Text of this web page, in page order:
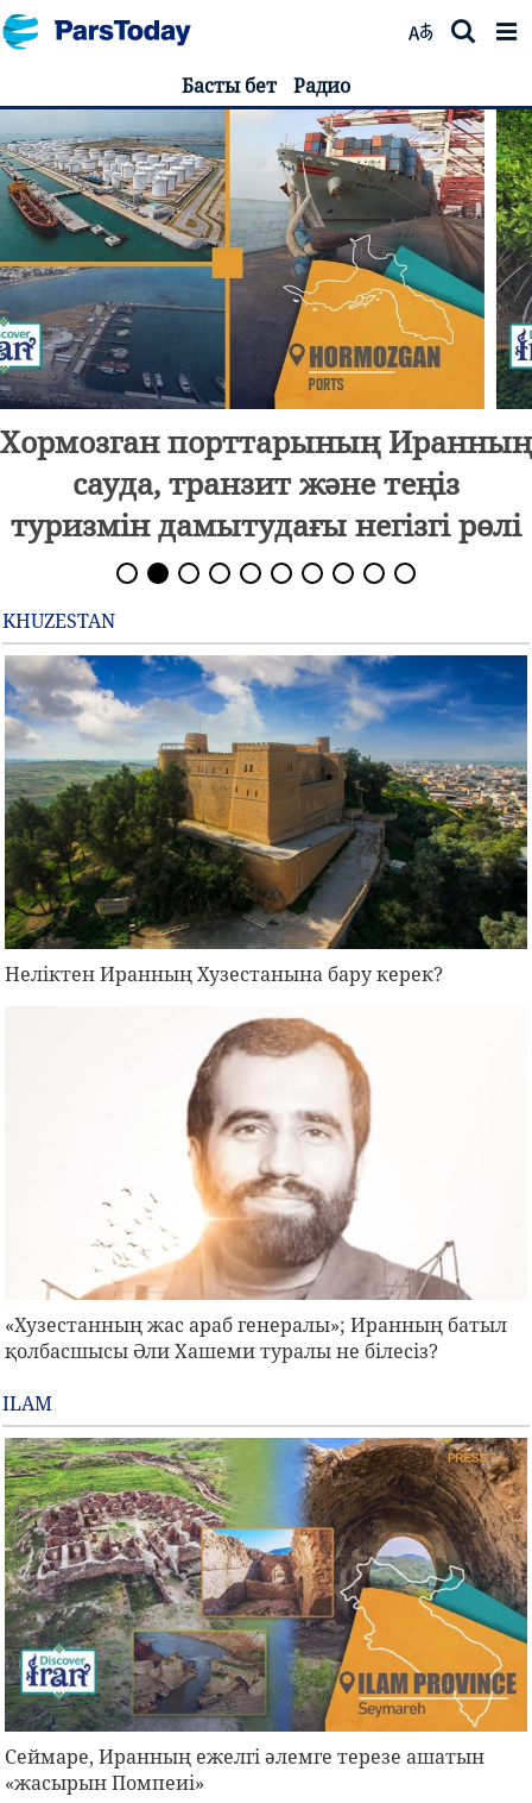
Басты бет Радио
Хормозганның Мангро ормандары,
құрлық пен теңіз арасындағы тірі
экожүйе
KHUZESTAN
Неліктен Иранның Хузестанына бару керек?
«Хузестанның жас араб генералы»; Иранның батыл
қолбасшысы Әли Хашеми туралы не білесіз?
ILAM
Сеймаре, Иранның ежелгі әлемге терезе ашатын
«жасырын Помпеиі»